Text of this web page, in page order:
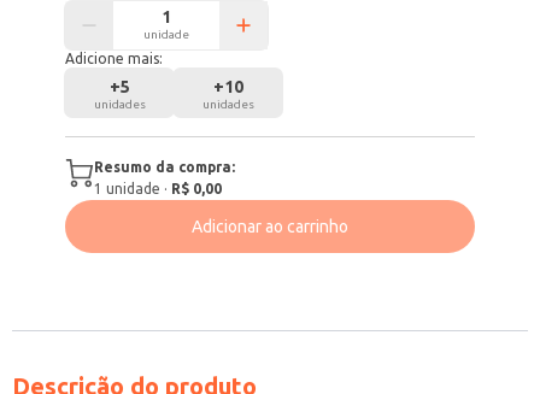
unidade
Adicione mais:
+5
unidades
+10
unidades
Resumo da compra:
1 unidade · R$ 0,00
Adicionar ao carrinho
Descrição do produto